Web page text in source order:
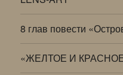
8 глав повести
«ЖЕЛТОЕ И